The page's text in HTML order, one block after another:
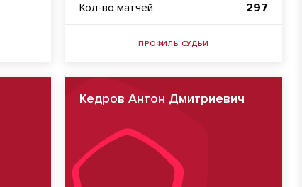
Кол-во матчей 297
ПРОФИЛЬ СУДЬИ
Кедров Антон Дмитриевич